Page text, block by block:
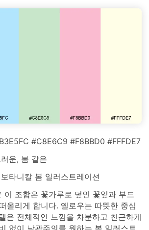
#C8E6C9 #F8BBD0 #FFFDE7
운, 봄 같은
타니칼 봄 일러스트레이션
이 조합은 꽃가루로 덮인 꽃잎과 부드
올리게 합니다. 옐로우는 따뜻한 중심
은 전체적인 느낌을 차분하고 친근하게
없이 낙관주의를 원하는 봄 일러스트